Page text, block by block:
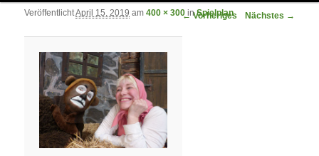
Bilder-Navigation
← Vorheriges Nächstes →
VeröffentlichtApril 15, 2019 am400 × 300 inSpielplan